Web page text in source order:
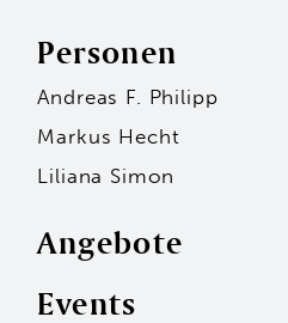
Personen
Andreas F. Philipp
Markus Hecht
Liliana Simon
Angebote
Events